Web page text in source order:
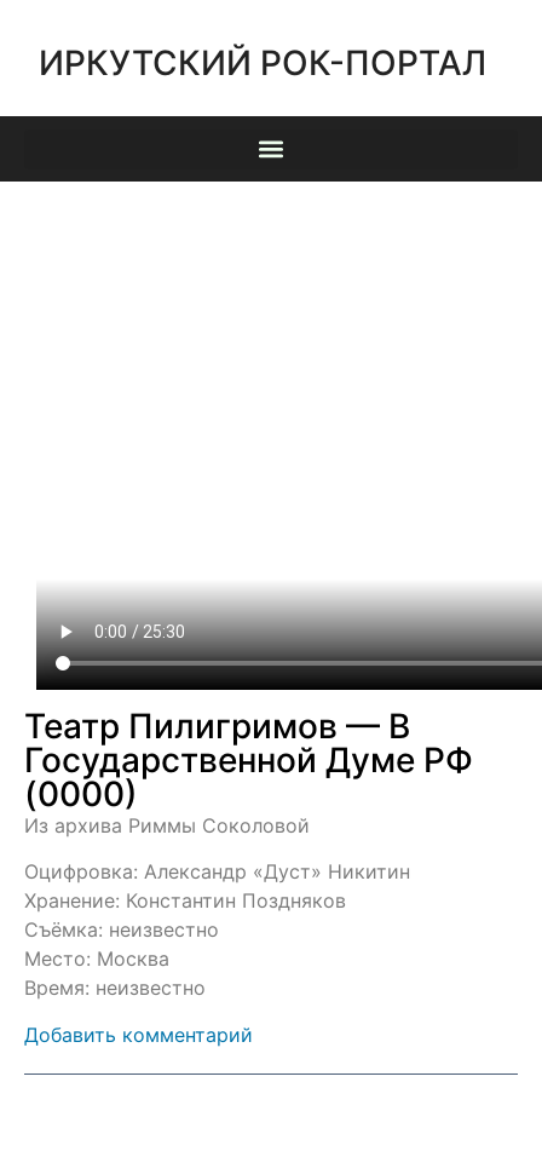
ИРКУТСКИЙ РОК-ПОРТАЛ
Театр Пилигримов — В
Государственной Думе РФ
(0000)
Из архива Риммы Соколовой
Оцифровка: Александр «Дуст» Никитин
Хранение: Константин Поздняков
Съёмка: неизвестно
Место: Москва
Время: неизвестно
Добавить комментарий